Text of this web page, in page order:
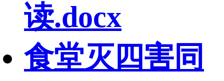
读.docx
食堂灭四害同